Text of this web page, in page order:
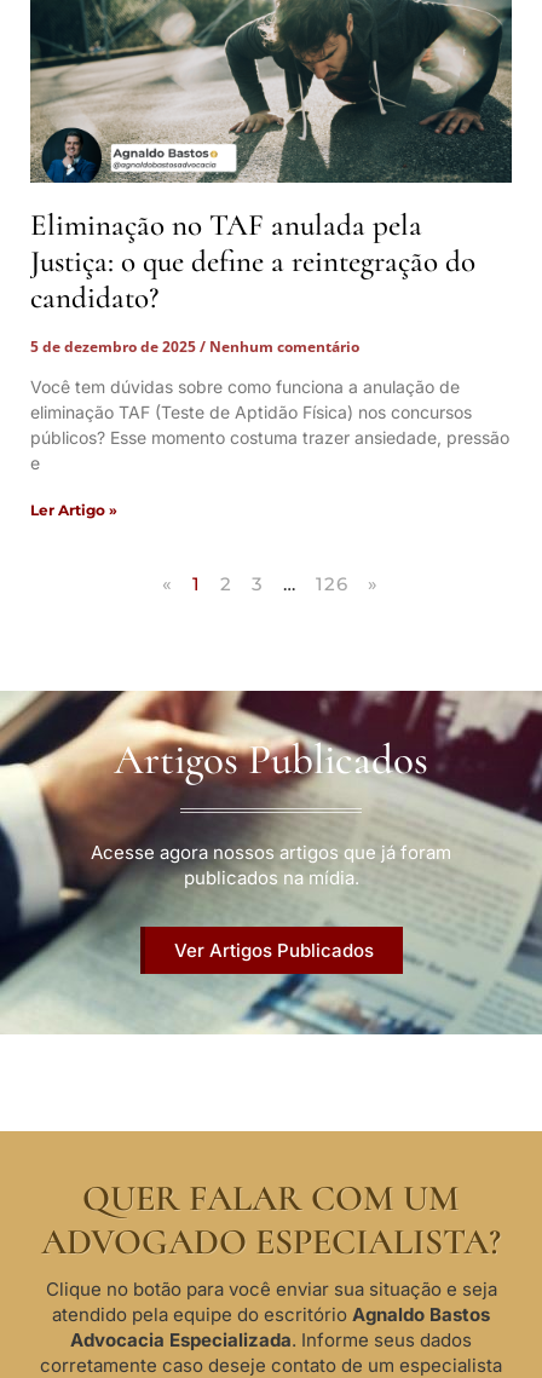
Eliminação no TAF anulada pela
Justiça: o que define a reintegração do
candidato?
5 de dezembro de 2025
Nenhum comentário
Você tem dúvidas sobre como funciona a anulação de
eliminação TAF (Teste de Aptidão Física) nos concursos
públicos? Esse momento costuma trazer ansiedade, pressão
e
Ler Artigo »
« 1 2 3 … 126 »
Artigos Publicados
Acesse agora nossos artigos que já foram
publicados na mídia.
Ver Artigos Publicados
QUER FALAR COM UM
ADVOGADO ESPECIALISTA?
Clique no botão para você enviar sua situação e seja
atendido pela equipe do escritório Agnaldo Bastos
Advocacia Especializada. Informe seus dados
corretamente caso deseje contato de um especialista